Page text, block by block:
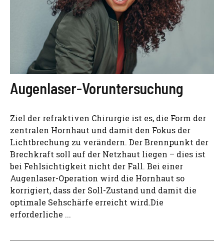
Augenlaser-Voruntersuchung
Ziel der refraktiven Chirurgie ist es, die Form der
zentralen Hornhaut und damit den Fokus der
Lichtbrechung zu verändern. Der Brennpunkt der
Brechkraft soll auf der Netzhaut liegen – dies ist
bei Fehlsichtigkeit nicht der Fall. Bei einer
Augenlaser-Operation wird die Hornhaut so
korrigiert, dass der Soll-Zustand und damit die
optimale Sehschärfe erreicht wird.Die
erforderliche ...